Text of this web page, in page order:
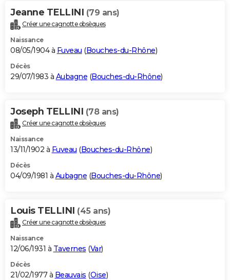
Jeanne TELLINI (79 ans)
Créer une cagnotte obsèques
Naissance
08/05/1904 à Fuveau (Bouches-du-Rhône)
Décès
29/07/1983 à Aubagne (Bouches-du-Rhône)
Joseph TELLINI (78 ans)
Créer une cagnotte obsèques
Naissance
13/11/1902 à Fuveau (Bouches-du-Rhône)
Décès
04/09/1981 à Aubagne (Bouches-du-Rhône)
Louis TELLINI (45 ans)
Créer une cagnotte obsèques
Naissance
12/06/1931 à Tavernes (Var)
Décès
21/02/1977 à Beauvais (Oise)